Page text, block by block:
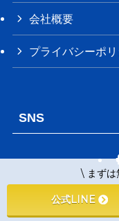
会社概要
プライバシーポ
SNS
©パーソナル
\ まずは
公式LINE